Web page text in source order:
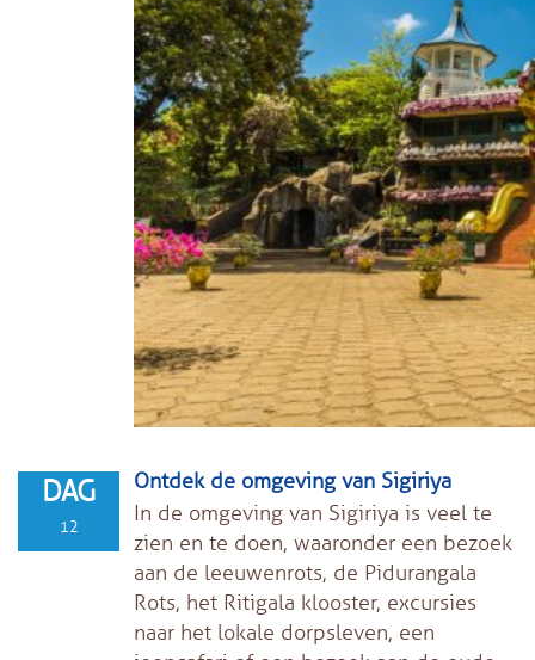
DAG
12
Ontdek de omgeving van Sigiriya
In de omgeving van Sigiriya is veel te
zien en te doen, waaronder een bezoek
aan de leeuwenrots, de Pidurangala
Rots, het Ritigala klooster, excursies
naar het lokale dorpsleven, een